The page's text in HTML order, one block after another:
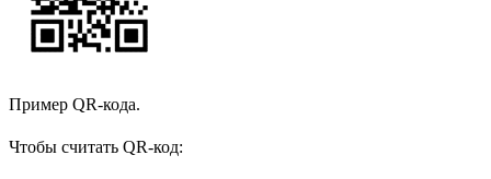
Пример QR-кода.
Чтобы считать QR-код: